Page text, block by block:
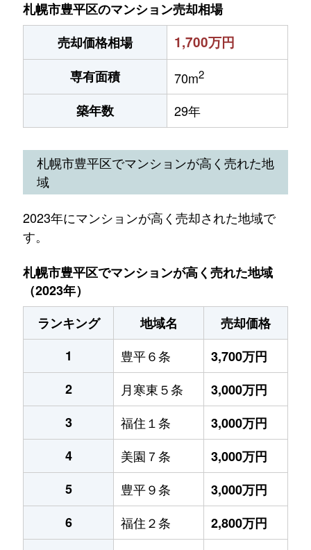
札幌市豊平区のマンション売却相場
売却価格相場
1,700万円
専有面積 70m2
築年数 29年
札幌市豊平区でマンションが高く売れた地
域
2023年にマンションが高く売却された地域で
す。
札幌市豊平区でマンションが高く売れた地域
（2023年）
ランキング
地域名
売却価格
1
豊平６条
3,700万円
2
月寒東５条
3,000万円
3
福住１条
3,000万円
4
美園７条
3,000万円
5
豊平９条
3,000万円
6
福住２条
2,800万円